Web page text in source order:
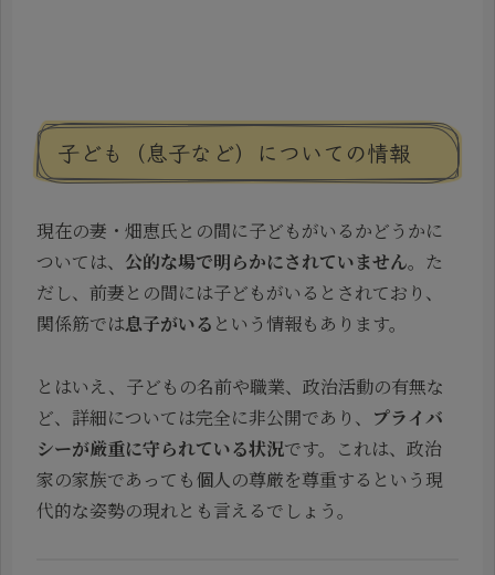
子ども（息子など）についての情報
現在の妻・畑恵氏との間に子どもがいるかどうかに
ついては、 公的な場で明らかにされていません。た
だし、前妻との間には子どもがいるとされており、
関係筋では息子がいる という情報もあります。
とはいえ、子どもの名前や職業、政治活動の有無な
ど、詳細については完全に非公開であり、 プライバ
シーが厳重に守られている状況です。これは、政治
家の家族であっても個人の尊厳を尊重するという現
代的な姿勢の現れとも言えるでしょう。